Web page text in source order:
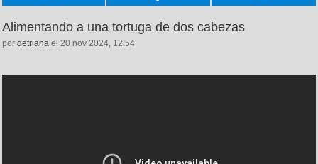
Alimentando a una tortuga de dos cabezas
por detriana el 20 nov 2024, 12:54